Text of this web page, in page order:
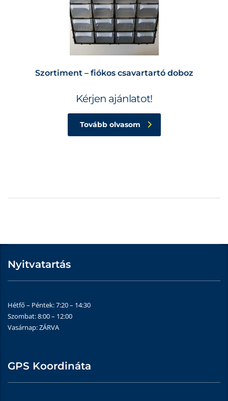
Szortiment – fiókos csavartartó doboz
Kérjen ajánlatot!
Tovább olvasom
Nyitvatartás
Hétfő – Péntek: 7:20 – 14:30
Szombat: 8:00 – 12:00
Vasárnap: ZÁRVA
GPS Koordináta